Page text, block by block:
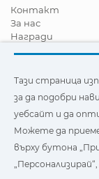
Контакт
За нас
Награди
Станете
Новини
Видеа
FAQ - Често
Тази страница
Тази страница
за да подобри
уебсайт и да
Можете да
върху бутона